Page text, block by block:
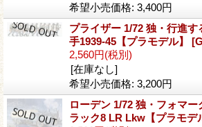
希望小売価格: 3,400円
プライザー 1/72 独・行進
手1939-45【プラモデル】
2,560円(税別)
[在庫なし]
希望小売価格: 3,200円
ローデン 1/72 独・フォマー
ラック8 LR Lkw【プラモデ